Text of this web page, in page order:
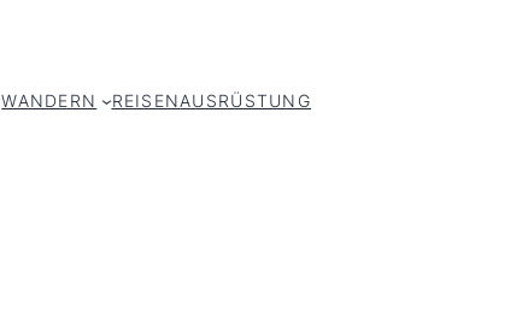
WANDERN REISENAUSRÜSTUNG